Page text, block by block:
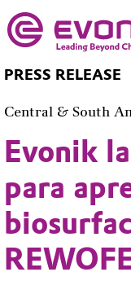
PRESS RELEASE
Central & South
Evonik
para